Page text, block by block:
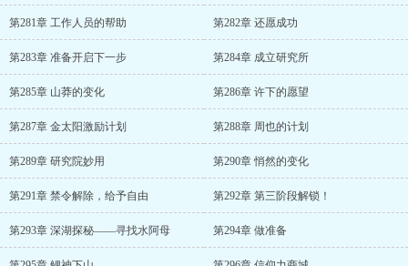
第281章 工作人员的帮助 第282章 还愿成功
第283章 准备开启下一步 第284章 成立研究所
第285章 山莽的变化 第286章 许下的愿望
第287章 金太阳激励计划 第288章 周也的计划
第289章 研究院妙用 第290章 悄然的变化
第291章 禁令解除，给予自由 第292章 第三阶段解锁！
第293章 深湖探秘——寻找水阿母 第294章 做准备